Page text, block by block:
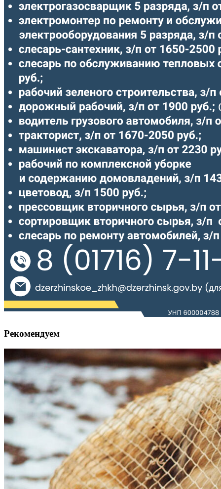
Рекомендуем